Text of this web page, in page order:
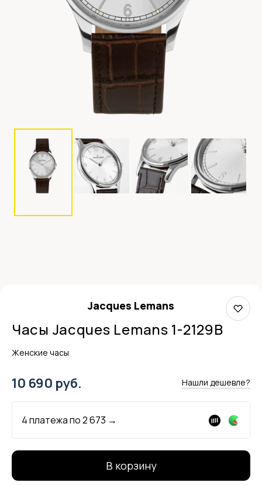
Jacques Lemans
Часы Jacques Lemans 1-2129B
Женские часы
10 690 руб. Нашли дешевле?
4 платежа по2 673 →
В корзину